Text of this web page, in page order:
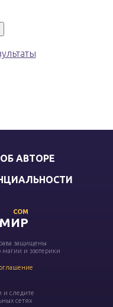
АВТОРЕ
COM
защищены
и эзотерики
и следите
сетях